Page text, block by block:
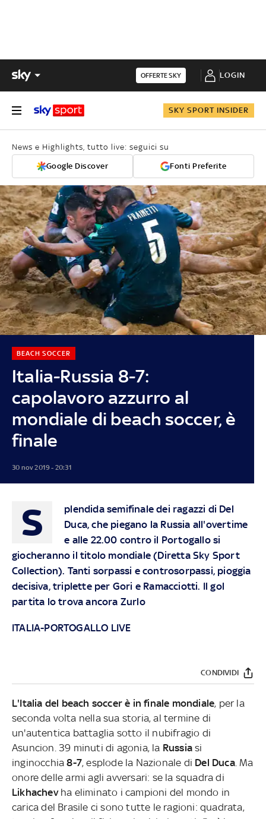
OFFERTE SKY LOGIN
SKY SPORT INSIDER
News e Highlights, tutto live: seguici su
Google Discover Fonti Preferite
Italia-Russia 8-7:
capolavoro azzurro al
mondiale di beach soccer, è
finale
BEACH SOCCER
30 nov 2019 - 20:31
S
plendida semifinale dei ragazzi di Del
Duca, che piegano la Russia all'overtime
e alle 22.00 contro il Portogallo si
giocheranno il titolo mondiale (Diretta Sky Sport
Collection). Tanti sorpassi e controsorpassi, pioggia
decisiva, triplette per Gori e Ramacciotti. Il gol
partita lo trova ancora Zurlo
ITALIA-PORTOGALLO LIVE
CONDIVIDI
L'Italia del beach soccer è in finale mondiale, per la
seconda volta nella sua storia, al termine di
un'autentica battaglia sotto il nubifragio di
Asuncion. 39 minuti di agonia, la Russiasi
inginocchia8-7, esplode la Nazionale di Del Duca. Ma
onore delle armi agli avversari: se la squadra di
Likhachev ha eliminato i campioni del mondo in
carica del Brasile ci sono tutte le ragioni: quadrata,